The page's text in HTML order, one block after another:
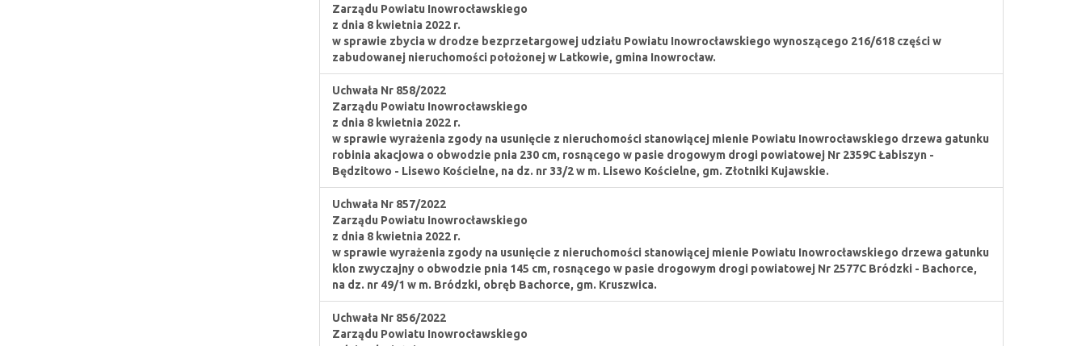
Zarządu Powiatu Inowrocławskiego
z dnia 8 kwietnia 2022 r.
w sprawie zbycia w drodze bezprzetargowej udziału Powiatu Inowrocławskiego wynoszącego 216/618 części w
zabudowanej nieruchomości położonej w Latkowie, gmina Inowrocław.
Uchwała Nr 858/2022
Zarządu Powiatu Inowrocławskiego
z dnia 8 kwietnia 2022 r.
w sprawie wyrażenia zgody na usunięcie z nieruchomości stanowiącej mienie Powiatu Inowrocławskiego drzewa gatunku
robinia akacjowa o obwodzie pnia 230 cm, rosnącego w pasie drogowym drogi powiatowej Nr 2359C Łabiszyn -
Będzitowo - Lisewo Kościelne, na dz. nr 33/2 w m. Lisewo Kościelne, gm. Złotniki Kujawskie.
Uchwała Nr 857/2022
Zarządu Powiatu Inowrocławskiego
z dnia 8 kwietnia 2022 r.
w sprawie wyrażenia zgody na usunięcie z nieruchomości stanowiącej mienie Powiatu Inowrocławskiego drzewa gatunku
klon zwyczajny o obwodzie pnia 145 cm, rosnącego w pasie drogowym drogi powiatowej Nr 2577C Bródzki - Bachorce,
na dz. nr 49/1 w m. Bródzki, obręb Bachorce, gm. Kruszwica.
Uchwała Nr 856/2022
Zarządu Powiatu Inowrocławskiego